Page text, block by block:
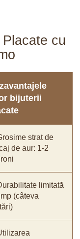
cu
bijuterii
strat de
de aur: 1-2
limitată
(câteva